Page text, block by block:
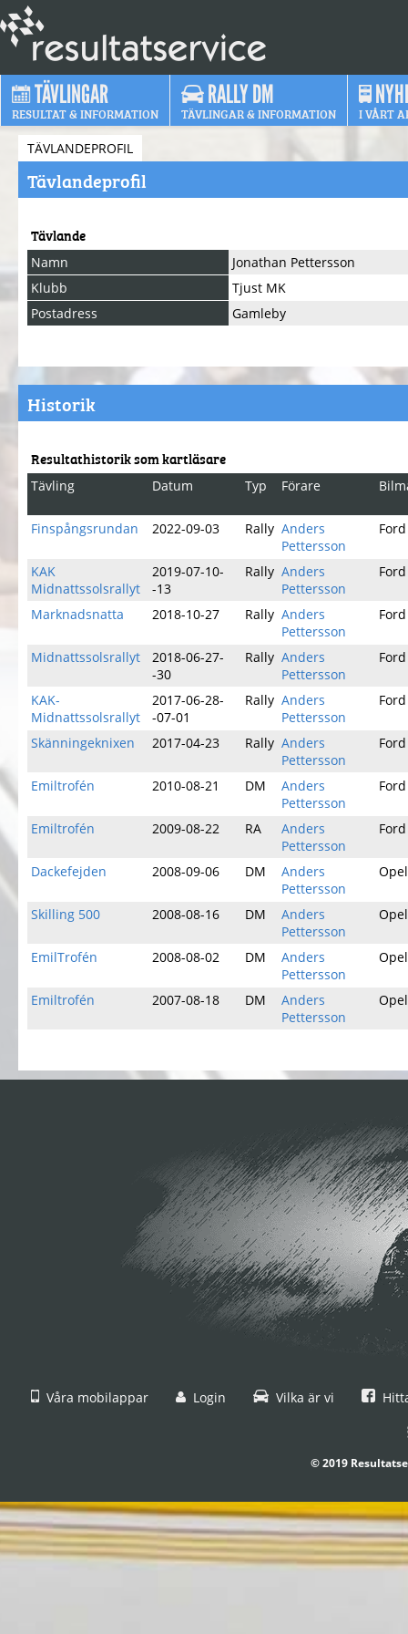
TÄVLINGAR
RESULTAT & INFORMATION
RALLY DM
TÄVLINGAR & INFORMATION I VÅRT
TÄVLANDEPROFIL
Tävlandeprofil
Tävlande
Namn
Jonathan Pettersson
Klubb
Tjust MK
Postadress
Gamleby
Historik
Resultathistorik som kartläsare
Tävling Datum Typ Förare
Finspångsrundan 2022-09-03 Rally Anders
Pettersson
Ford
KAK
Midnattssolsrallyt
2019-07-10-
-13
Rally Anders
Pettersson
Ford
Marknadsnatta 2018-10-27 Rally Anders
Pettersson
Ford
Midnattssolsrallyt
2018-06-27-
-30
Rally Anders
Pettersson
Ford
KAK-
Midnattssolsrallyt
2017-06-28-
-07-01
Rally Anders
Pettersson
Ford
Skänningeknixen 2017-04-23 Rally Anders
Pettersson
Ford
Emiltrofén 2010-08-21 DM
Anders
Pettersson
Ford
Emiltrofén 2009-08-22 RA
Anders
Pettersson
Ford
Dackefejden 2008-09-06 DM
Anders
Pettersson
Opel
Skilling 500 2008-08-16 DM
Anders
Pettersson
Opel
EmilTrofén 2008-08-02 DM
Anders
Pettersson
Opel
Emiltrofén 2007-08-18 DM
Anders
Pettersson
Opel
Våra mobilappar Login Vilka är vi
© 2019